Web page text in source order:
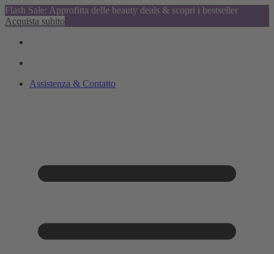
Flash Sale: Approfitta delle beauty deals & scopri i bestseller
Acquista subito
Assistenza & Contatto